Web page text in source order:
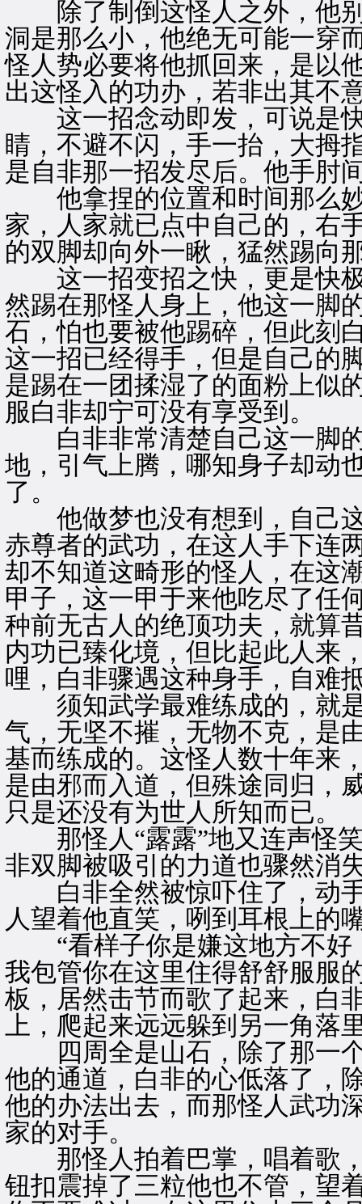
除了制倒这怪人之外，他别
洞是那么小，他绝无可能一穿
怪人势必要将他抓回来，是以
出这怪入的功办，若非出其不
这一招念动即发，可说是快
睛，不避不闪，手一抬，大拇
是自非那一招发尽后。他手肘
他拿捏的位置和时间那么妙
家，人家就已点中自己的，右
的双脚却向外一瞅，猛然踢向
这一招变招之快，更是快极
然踢在那怪人身上，他这一脚
石，怕也要被他踢碎，但此刻
这一招已经得手，但是自己的
是踢在一团揉湿了的面粉上似
服白非却宁可没有享受到。
白非非常清楚自己这一脚的
地，引气上腾，哪知身子却动
了。
他做梦也没有想到，自己这
赤尊者的武功，在这人手下连
却不知道这畸形的怪人，在这
甲子，这一甲于来他吃尽了任
种前无古人的绝顶功夫，就算
内功已臻化境，但比起此人来
哩，白非骤遇这种身手，自难
须知武学最难练成的，就是
气，无坚不摧，无物不克，是
基而练成的。这怪人数十年来
是由邪而入道，但殊途同归，
只是还没有为世人所知而已。
那怪人“露露”地又连声怪笑
非双脚被吸引的力道也骤然消
白非全然被惊吓住了，动手
人望着他直笑，咧到耳根上的
“看样子你是嫌这地方不好
我包管你在这里住得舒舒服服
板，居然击节而歌了起来，白
上，爬起来远远躲到另一角落
四周全是山石，除了那一个
他的通道，白非的心低落了，
他的办法出去，而那怪人武功
家的对手。
那怪人拍着巴掌，唱着歌，
钮扣震掉了三粒他也不管，望